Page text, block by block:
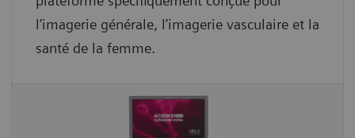
l’imagerie générale, l’imagerie vasculaire et la
santé de la femme.